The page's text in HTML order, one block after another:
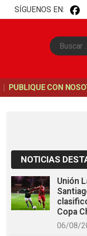
SÍGUENOS EN:
PUBLIQUE CON
NOTICIAS
Unión
Copa
06/08/